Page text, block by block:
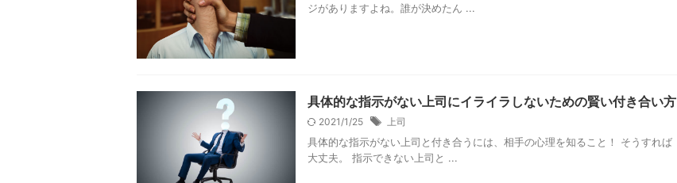
ジがありますよね。誰が決めたん ...
具体的な指示がない上司にイライラしないための賢い付き合い方
2021/1/25 上司
具体的な指示がない上司と付き合うには、相手の心理を知ること！ そうすれば
大丈夫。 指示できない上司と ...